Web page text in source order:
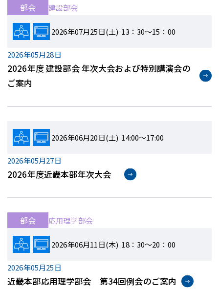
部会 建設部会
2026年07月25日(土) 13：30～15：00
2026年05月28日
2026年度 建設部会 年次大会および特別講演会の
ご案内
2026年06月20日(土) 14:00～17:00
2026年05月27日
2026年度近畿本部年次大会
部会 応用理学部会
2026年06月11日(木) 18：30～20：00
2026年05月25日
近畿本部応用理学部会 第34回例会のご案内